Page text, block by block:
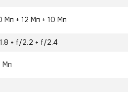
Мп + 12 Мп + 10 Мп
+ f/2.2 + f/2.4
Мп